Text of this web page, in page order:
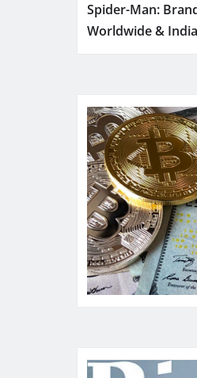
Spider-Man:
Worldwide &